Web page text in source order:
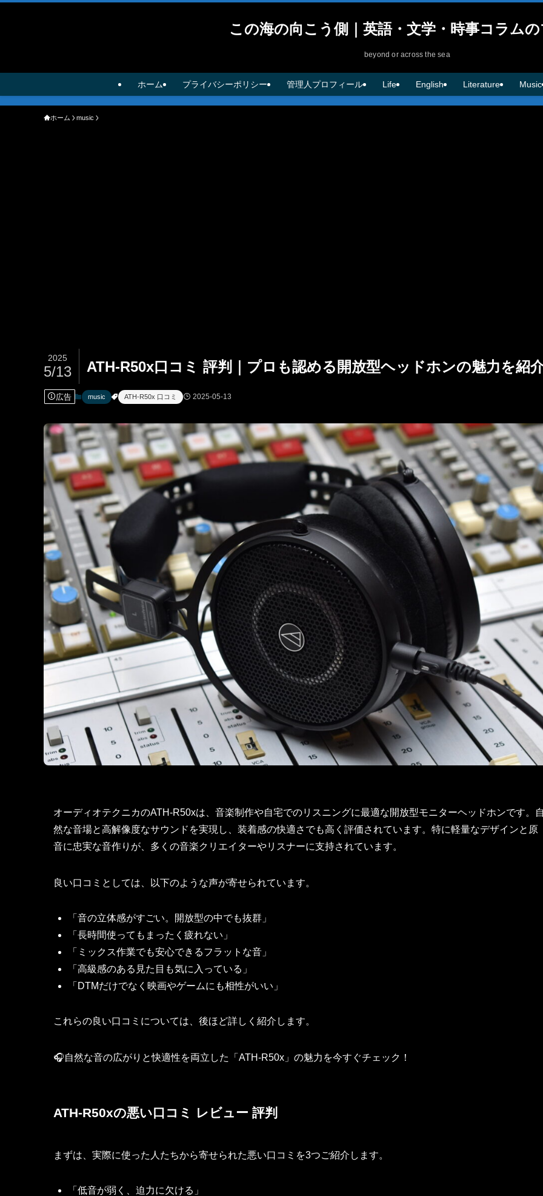
この海の向こう側｜英語・文学・時事コラム
beyond or across the sea
ホーム プライバシーポリシー 管理人プロフィール Life English Literature Music
ホーム music
ATH-R50x口コミ 評判｜プロも認める開放型ヘッドホンの魅力を紹
2025
5/13
広告 music ATH-R50x 口コミ 2025-05-13
オーディオテクニカのATH-R50xは、音楽制作や自宅でのリスニングに最適な開放型モニターヘッドホンです。
然な音場と高解像度なサウンドを実現し、装着感の快適さでも高く評価されています。特に軽量なデザインと原
音に忠実な音作りが、多くの音楽クリエイターやリスナーに支持されています。
良い口コミとしては、以下のような声が寄せられています。
「音の立体感がすごい。開放型の中でも抜群」
「長時間使ってもまったく疲れない」
「ミックス作業でも安心できるフラットな音」
「高級感のある見た目も気に入っている」
「DTMだけでなく映画やゲームにも相性がいい」
これらの良い口コミについては、後ほど詳しく紹介します。
🎧自然な音の広がりと快適性を両立した「ATH-R50x」の魅力を今すぐチェック！
ATH-R50xの悪い口コミ レビュー 評判
まずは、実際に使った人たちから寄せられた悪い口コミを3つご紹介します。
「低音が弱く、迫力に欠ける」